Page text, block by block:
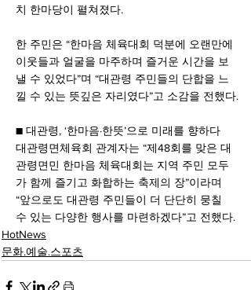
치 한마당이 펼쳐졌다.
한 주민은 “한마음 체육대회 덕분에 오랜만에
이웃들과 얼굴을 마주하며 즐거운 시간을 보
낼 수 있었다”며 “대관령 주민들의 단합을 느
낄 수 있는 뜻깊은 자리였다”고 소감을 전했다.
■ 대관령, ‘한마음·한뜻’으로 미래를 향하다
대관령면체육회 관계자는 “제48회를 맞은 대
관령면민 한마음 체육대회는 지역 주민 모두
가 함께 즐기고 화합하는 축제의 장”이라며
“앞으로도 대관령 주민들이 더 단단히 뭉칠
수 있는 다양한 행사를 마련하겠다”고 전했다.
HotNews
문화.예술.스포츠